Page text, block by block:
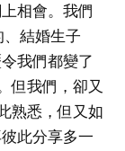
相會。我們
結婚生子
我們都變了
但我們，卻又
熟悉，但又如
此分享多一